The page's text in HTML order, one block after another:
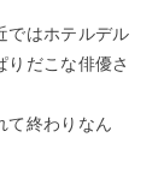
ではホテルデル
りだこな俳優さ
て終わりなん